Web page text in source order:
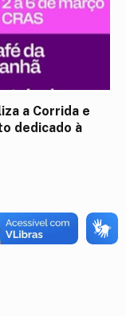
a Corrida e
dedicado à